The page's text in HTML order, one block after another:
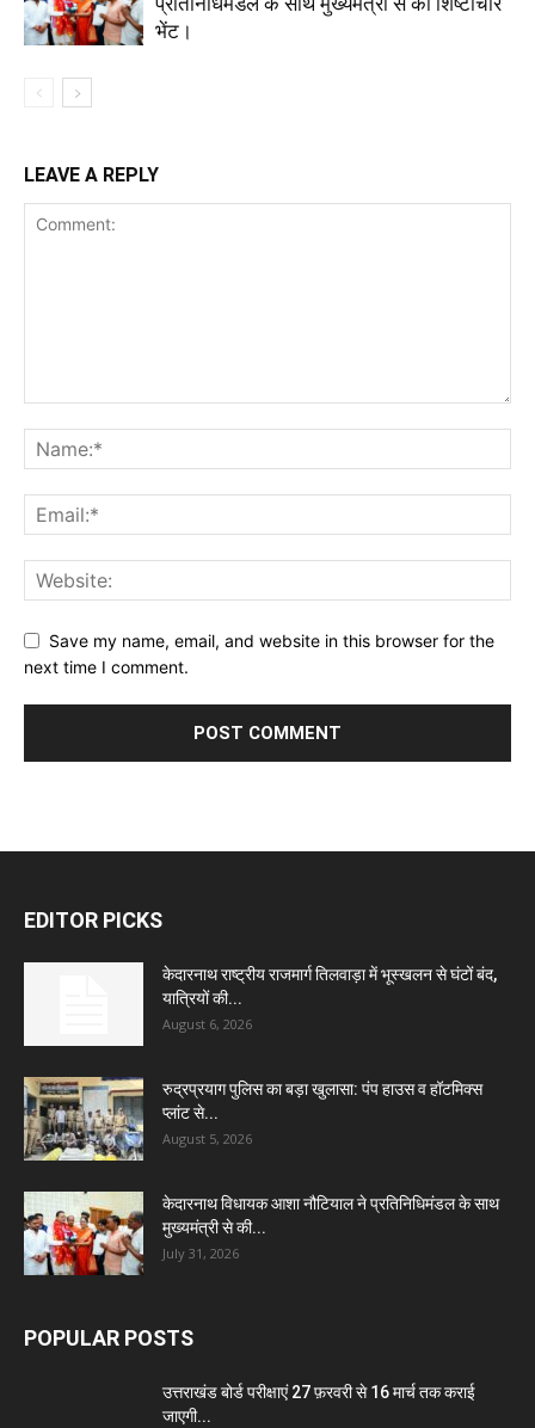
भेंट।
LEAVE A REPLY
Save my name, email, and website in this browser for the
next time I comment.
EDITOR PICKS
केदारनाथ राष्ट्रीय राजमार्ग तिलवाड़ा में भूस्खलन से घंटों बंद,
यात्रियों की...
August 6, 2026
रुद्रप्रयाग पुलिस का बड़ा खुलासा: पंप हाउस व हॉटमिक्स
प्लांट से...
August 5, 2026
केदारनाथ विधायक आशा नौटियाल ने प्रतिनिधिमंडल के साथ
मुख्यमंत्री से की...
July 31, 2026
POPULAR POSTS
उत्तराखंड बोर्ड परीक्षाएं 27 फ़रवरी से 16 मार्च तक कराई
जाएगी...